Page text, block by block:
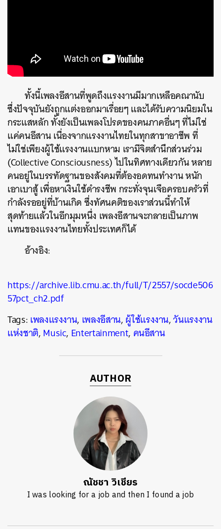
ทั้งนี้เพลงอีสานที่พูดถึงแรงงานมีมากเหลือคณานับ
ซึ่งปัจจุบันยังถูกแต่งออกมาเรื่อยๆ และได้รับความนิยมใน
กระแสหลัก ทั้งยังเป็นเพลงโปรดของคนภาคอื่นๆ ที่ไม่ใช่
แค่คนอีสาน เนื่องจากแรงงานไทยในทุกสาขาอาชีพ ที่
ไม่ใช่เพียงผู้ใช้แรงงานแบกหาม เรามีจิตสำนึกส่วนร่วม
(Collective Consciousness) ไปในทิศทางเดียวกัน หลาย
คนอยู่ในบรรทัดฐานของสังคมที่ต้องอดทนทำงาน หนัก
เอาเบาสู้ เพื่อหาเงินใช้ดำรงชีพ กระทั่งจุนเจือครอบครัวที่
กำลังรออยู่ที่บ้านเกิด ซึ่งทัศนคติของเราส่วนนี้ทำให้
สุดท้ายแล้วในอีกมุมหนึ่ง เพลงอีสานจะกลายเป็นภาพ
แทนของแรงงานไทยทั้งประเทศก็ได้
อ้างอิง:
https://archive.lib.cmu.ac.th/full/T/2557/socde506
57pct_ch2.pdf
Tags:เพลงแรงงาน, เพลงอีสาน,ผู้ใช้แรงงาน,วันแรงงาน
แห่งชาติ,Music, Entertainment, คนอีสาน
AUTHOR
ณัชชา วิเชียร
I was looking for a job and then I found a job